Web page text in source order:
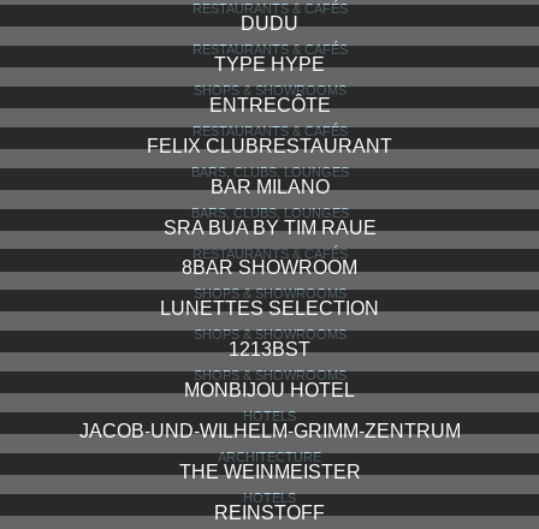
RESTAURANTS & CAFÉS
DUDU
RESTAURANTS & CAFÉS
TYPE HYPE
SHOPS & SHOWROOMS
ENTRECÔTE
RESTAURANTS & CAFÉS
FELIX CLUBRESTAURANT
BARS, CLUBS, LOUNGES
BAR MILANO
BARS, CLUBS, LOUNGES
SRA BUA BY TIM RAUE
RESTAURANTS & CAFÉS
8BAR SHOWROOM
SHOPS & SHOWROOMS
LUNETTES SELECTION
SHOPS & SHOWROOMS
1213BST
SHOPS & SHOWROOMS
MONBIJOU HOTEL
HOTELS
JACOB-UND-WILHELM-GRIMM-ZENTRUM
ARCHITECTURE
THE WEINMEISTER
HOTELS
REINSTOFF